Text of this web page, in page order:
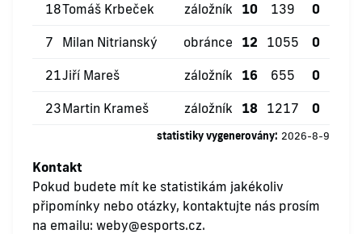
18Tomáš Krbeček záložník 10 139 0
7 Milan Nitrianský obránce 12 1055 0
21Jiří Mareš záložník 16 655 0
23Martin Krameš záložník 18 1217 0
statistiky vygenerovány: 2026-8-9
Kontakt
Pokud budete mít ke statistikám jakékoliv
připomínky nebo otázky, kontaktujte nás prosím
na emailu: weby@esports.cz.